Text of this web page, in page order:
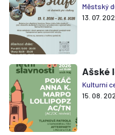
Městský
13. 07.
Ašské
Kulturní
15. 08.